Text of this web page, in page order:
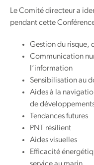
Le Comité directeur a
pendant cette
Gestion du risque,
Communication
l’information
Sensibilisation au
Aides à la
de
Tendances futures
PNT résilient
Aides visuelles
Efficacité